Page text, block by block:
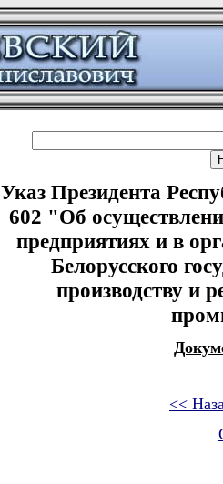
Указ Президента
602 "Об
предприятиях и в
Белорусского
производству и
<<